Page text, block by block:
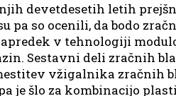
devetdesetih letih
so ocenili, da bodo
v tehnologiji
Sestavni deli zračnih
vžigalnika zračnih
je šlo za kombinacijo